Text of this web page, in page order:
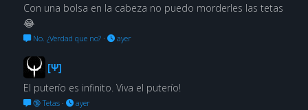
Con una bolsa en la cabeza no puedo morderles las tetas
😂
No. ¿Verdad que no?· ayer
[Ψ]
El puterío es infinito. Viva el puterío!
🔞 Tetas· ayer